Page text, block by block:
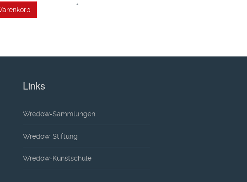
+
Links
Wredow-Sammlungen
Wredow-Stiftung
Wredow-Kunstschule